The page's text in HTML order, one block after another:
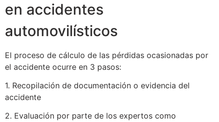
en accidentes
automovilísticos
El proceso de cálculo de las pérdidas ocasionadas por
el accidente ocurre en 3 pasos:
1. Recopilación de documentación o evidencia del
accidente
2. Evaluación por parte de los expertos como